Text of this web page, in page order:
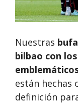
Nuestras
bilbao con
están hechas
definición